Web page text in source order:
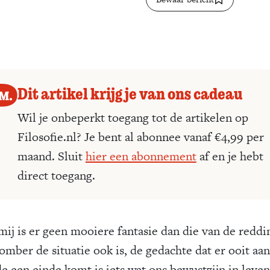
Dit artikel krijg je van ons cadeau
Wil je onbeperkt toegang tot de artikelen op
Filosofie.nl? Je bent al abonnee vanaf €4,99 per
maand. Sluithier een abonnementaf en je hebt
direct toegang.
is er geen mooiere fantasie dan die van de
de situatie ook is, de gedachte dat er ooit